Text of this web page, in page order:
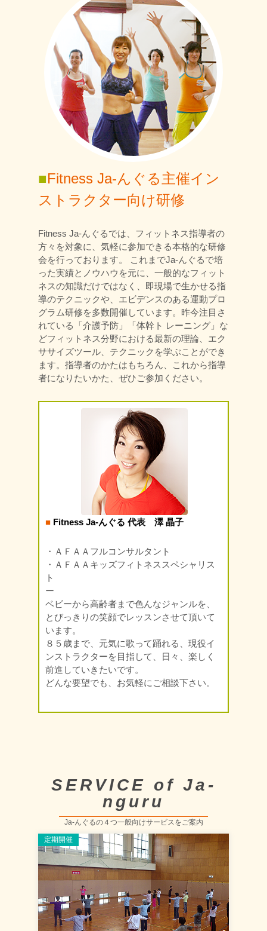
■Fitness Ja-んぐる主催イン
ストラクター向け研修
Fitness Ja-んぐるでは、フィットネス指導者の
方々を対象に、気軽に参加できる本格的な研修
会を行っております。 これまでJa-んぐるで培
った実績とノウハウを元に、一般的なフィット
ネスの知識だけではなく、即現場で生かせる指
導のテクニックや、エビデンスのある運動プロ
グラム研修を多数開催しています。昨今注目さ
れている「介護予防」「体幹ト レーニング」な
どフィットネス分野における最新の理論、エク
ササイズツール、テクニックを学ぶことができ
ます。指導者のかたはもちろん、これから指導
者になりたいかた、ぜひご参加ください。
■ Fitness Ja-んぐる 代表 澤 晶子
・ＡＦＡＡフルコンサルタント
・ＡＦＡＡキッズフィトネススペシャリス
ト
ー
ベビーから高齢者まで色んなジャンルを、
とびっきりの笑顔でレッスンさせて頂いて
います。
８５歳まで、元気に歌って踊れる、現役イ
ンストラクターを目指して、日々、楽しく
前進していきたいです。
どんな要望でも、お気軽にご相談下さい。
SERVICE of Ja-
nguru
Ja-んぐるの４つ一般向けサービスをご案内
定期開催